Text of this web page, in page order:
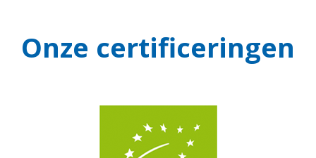
Onze certificeringen